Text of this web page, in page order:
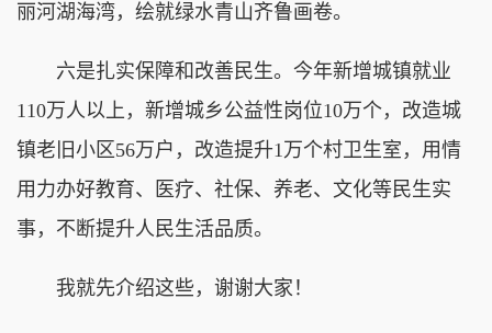
丽河湖海湾，绘就绿水青山齐鲁画卷。
六是扎实保障和改善民生。今年新增城镇就业
110万人以上，新增城乡公益性岗位10万个，改造城
镇老旧小区56万户，改造提升1万个村卫生室，用情
用力办好教育、医疗、社保、养老、文化等民生实
事，不断提升人民生活品质。
我就先介绍这些，谢谢大家！